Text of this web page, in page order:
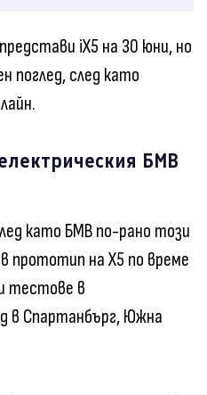
iX5 на 30 юни, но
поглед, след като
БМВ
като БМВ по-рано този
прототип на X5 по време
тестове в
в Спартанбърг, Южна